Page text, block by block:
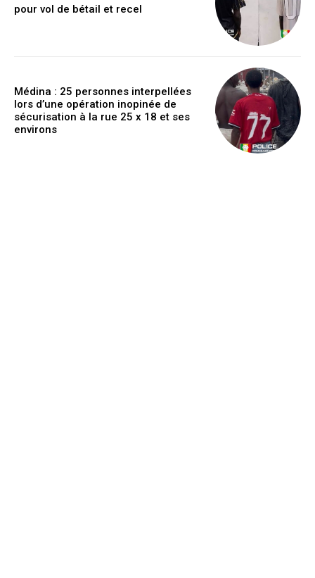
pour vol de bétail et recel
Médina : 25 personnes interpellées
lors d’une opération inopinée de
sécurisation à la rue 25 x 18 et ses
environs